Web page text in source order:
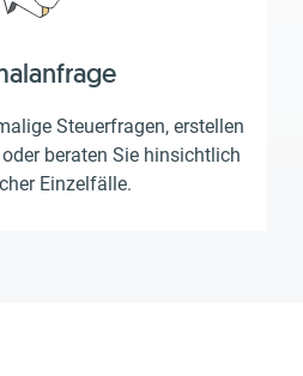
Steuerfragen, erstellen
oder beraten Sie hinsichtlich
Einzelfälle.